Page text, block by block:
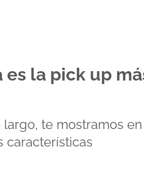
es la pick up
te mostramos
características